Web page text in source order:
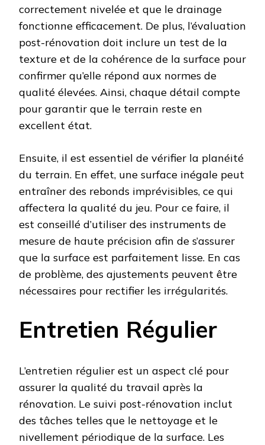
correctement nivelée et que le drainage
fonctionne efficacement. De plus, l’évaluation
post-rénovation doit inclure un test de la
texture et de la cohérence de la surface pour
confirmer qu’elle répond aux normes de
qualité élevées. Ainsi, chaque détail compte
pour garantir que le terrain reste en
excellent état.
Ensuite, il est essentiel de vérifier la planéité
du terrain. En effet, une surface inégale peut
entraîner des rebonds imprévisibles, ce qui
affectera la qualité du jeu. Pour ce faire, il
est conseillé d’utiliser des instruments de
mesure de haute précision afin de s’assurer
que la surface est parfaitement lisse. En cas
de problème, des ajustements peuvent être
nécessaires pour rectifier les irrégularités.
Entretien Régulier
L’entretien régulier est un aspect clé pour
assurer la qualité du travail après la
rénovation. Le suivi post-rénovation inclut
des tâches telles que le nettoyage et le
nivellement périodique de la surface. Les